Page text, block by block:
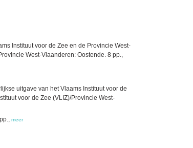
Instituut voor de Zee en de Provincie West-
West-Vlaanderen: Oostende. 8 pp.,
uitgave van het Vlaams Instituut voor de
voor de Zee (VLIZ)/Provincie West-
meer